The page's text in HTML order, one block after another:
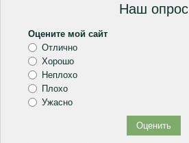
Наш опрос
Оцените мой сайт
Отлично
Хорошо
Неплохо
Плохо
Ужасно